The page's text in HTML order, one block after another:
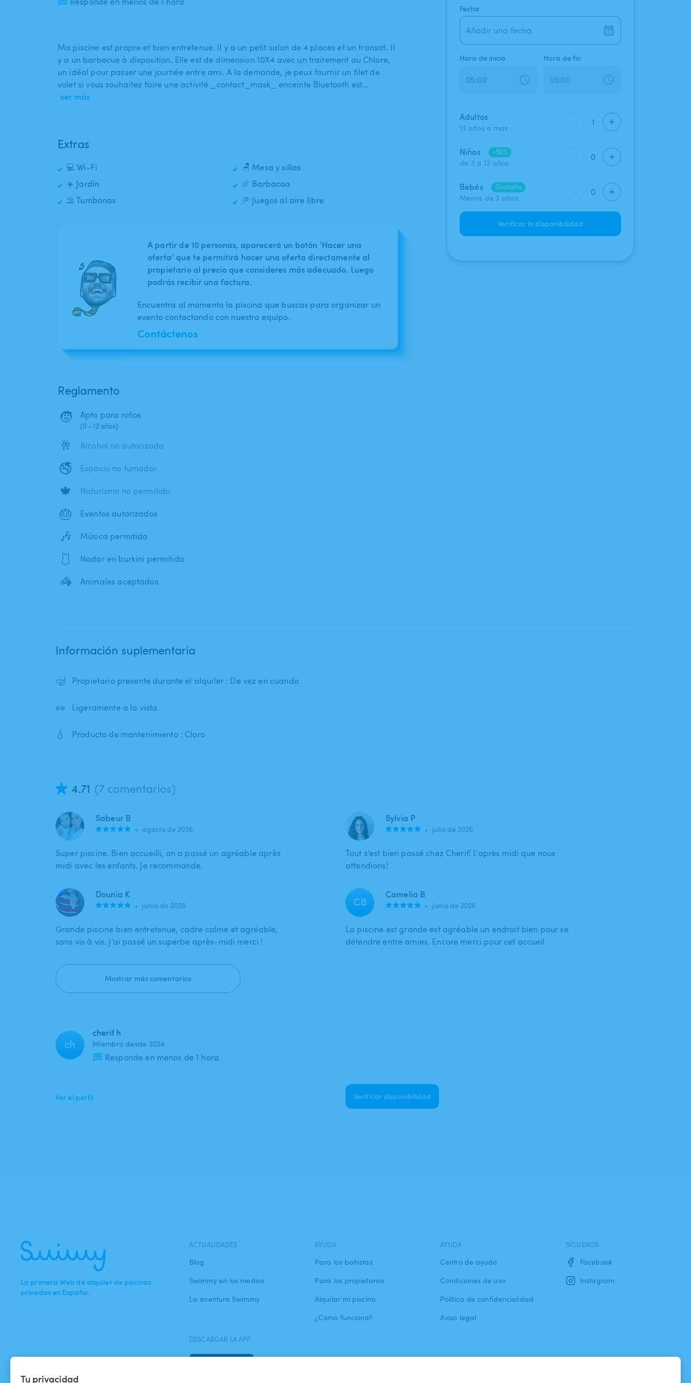
Tu privacidad
Ma piscine est propre et bien entretenue. Il y a un petit salon de 4 places et un transat. Il
y a un barbecue à disposition. Elle est de dimension 10X4 avec un traitement au Chlore​,​
un idéal pour passer une journée entre ami. A la demande​,​ je peux fournir un filet de
volet si vous souhaitez faire une activité _contact_mask_ enceinte Bluetooth est…
ver más
Extras
💻 Wi-Fi
☀️ Jardín
⛱️ Tumbonas
🪑 Mesa y sillas
🍖 Barbacoa
🥏 Juegos al aire libre
A partir de 10 personas, aparecerá un botón 'Hacer una
oferta' que te permitirá hacer una oferta directamente al
propietario al precio que consideres más adecuado. Luego
podrás recibir una factura.
Encuentra al momento la piscina que buscas para organizar un
evento contactando con nuestro equipo.
Contáctenos
Reglamento
🧒 Apto para niños
(0 - 12 años)
🥂 Alcohol no autorizado
🚭 Espacio no fumador
🍁 Naturismo no permitido
🎂 Eventos autorizados
🎶 Música permitida
🩱 Nadar en burkini permitido
🦓 Animales aceptados
Fecha
Añadir una fecha
Hora de inicio Hora de fin
Adultos
13 años o más
1
Niños
-50%
de 3 a 12 años
0
Bebés
Gratuito
Menos de 3 años
0
Verificar la disponibilidad
Información suplementaria
🤿 Propietario presente durante el alquiler : De vez en cuando
👀 Ligeramente a la vista
💧 Producto de mantenimiento : Cloro
4.71 (7 comentarios)
Sabeur B
• agosto de 2026
Super piscine. Bien accueilli, on a passé un agréable après
midi avec les enfants. Je recommande.
Sylvia P
• julio de 2026
Tout s'est bien passé chez Cherif! L'après midi que nous
attendions!
Dounia K
• junio de 2026
Grande piscine bien entretenue, cadre calme et agréable,
sans vis à vis. J’ai passé un superbe après-midi merci !
CB Camelia B
• junio de 2026
La piscine est grande est agréable un endroit bien pour se
détendre entre amies. Encore merci pour cet accueil.
Mostrar más comentarios
ch
cherif h
Miembro desde 2024
Responde en menos de 1 hora
Ver el perfil Verificar disponibilidad
La primera Web de alquiler de piscinas
privadas en España.
ACTUALIDADES
Blog
Swimmy en los medios
La aventura Swimmy
AYUDA
Para los bañistas
Para los propietarios
Alquilar mi piscina
¿Cómo funciona?
AYUDA
Centro de ayuda
Condiciones de uso
Política de confidencialidad
Aviso legal
SÍGUENOS
Facebook
Instagram
DESCARGAR LA APP